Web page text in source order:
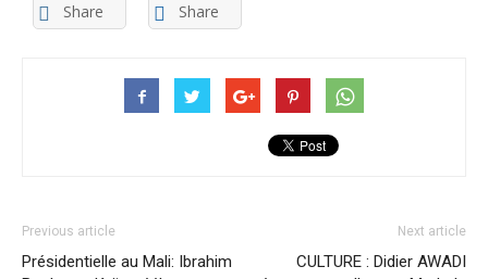
Share Share
Previous article
Présidentielle au Mali: Ibrahim
Next article
CULTURE : Didier AWADI